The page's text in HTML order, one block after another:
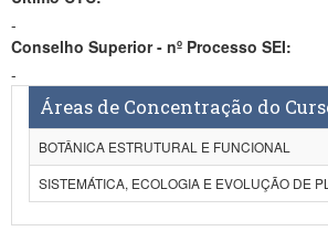
-
Conselho Superior - nº Processo SEI:
-
Áreas de Concentração do
BOTÂNICA ESTRUTURAL E FUNCIONAL
SISTEMÁTICA, ECOLOGIA E EVOLUÇÃO DE